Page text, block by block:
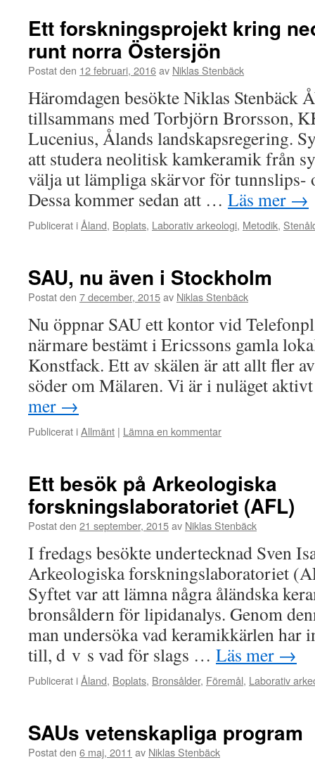
Ett forskningsprojekt kring
runt norra Östersjön
Postat den 12 februari, 2016av Niklas Stenbäck
Häromdagen besökte Niklas Stenbäck
tillsammans med Torbjörn Brorsson,
Lucenius, Ålands landskapsregering.
att studera neolitisk kamkeramik från
välja ut lämpliga skärvor för tunnslips-
Dessa kommer sedan att … Läs mer →
Publicerat iÅland, Boplats, Laborativ arkeologi, Metodik,
SAU, nu även i Stockholm
Postat den 7 december, 2015av Niklas Stenbäck
Nu öppnar SAU ett kontor vid
närmare bestämt i Ericssons gamla
Konstfack. Ett av skälen är att allt fler
söder om Mälaren. Vi är i nuläget
mer →
Publicerat iAllmänt | Lämna en kommentar
Ett besök på Arkeologiska
forskningslaboratoriet (AFL)
Postat den 21 september, 2015av Niklas Stenbäck
I fredags besökte undertecknad Sven
Arkeologiska forskningslaboratoriet
Syftet var att lämna några åländska
bronsåldern för lipidanalys. Genom
man undersöka vad keramikkärlen har
till, d v s vad för slags … Läs mer →
Publicerat iÅland, Boplats, Bronsålder, Föremål, Laborativ
SAUs vetenskapliga program
Postat den 6 maj, 2011 av Niklas Stenbäck